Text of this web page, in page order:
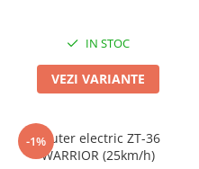
IN STOC
VEZI VARIANTE
-1%Scuter electric ZT-36
WARRIOR (25km/h)